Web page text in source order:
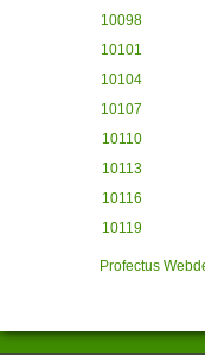
10098
10101
10104
10107
10110
10113
10116
10119
Profectus